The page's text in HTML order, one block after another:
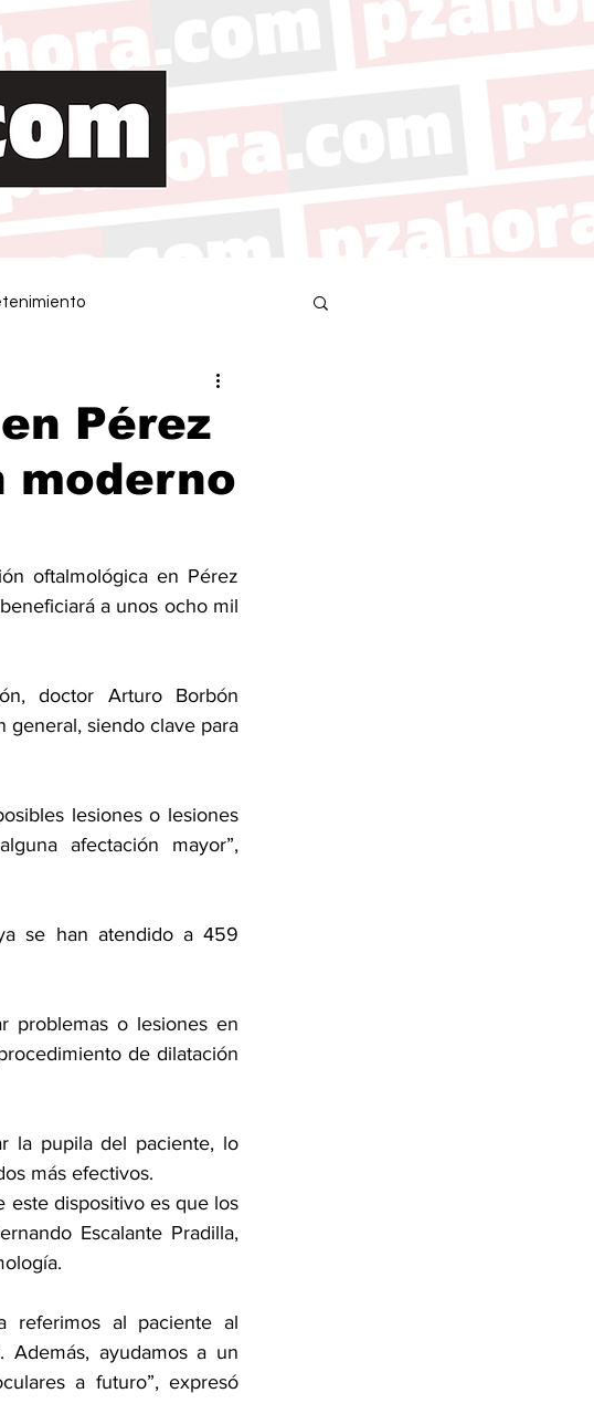
Pérez
moderno
oftalmológica en Pérez
a unos ocho mil
doctor Arturo Borbón
general, siendo clave para
lesiones o lesiones
afectación mayor”,
se han atendido a 459
problemas o lesiones en
de dilatación
la pupila del paciente, lo
más efectivos.
este dispositivo es que los
Escalante Pradilla,
referimos al paciente al
Además, ayudamos a un
a futuro”, expresó